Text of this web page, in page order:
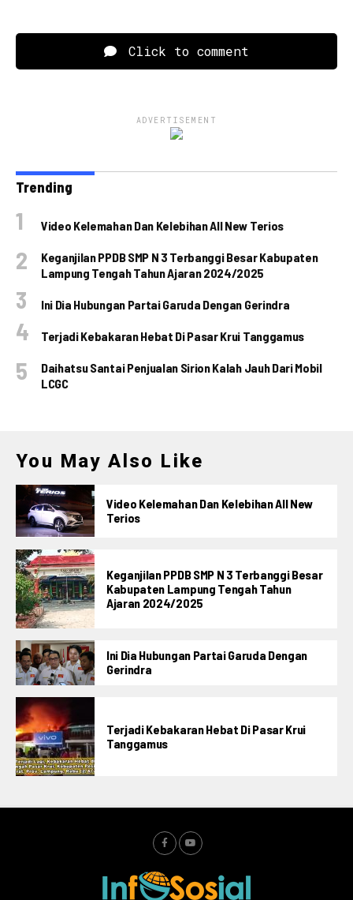
Click to comment
ADVERTISEMENT
Trending
Video Kelemahan Dan Kelebihan All New Terios
Keganjilan PPDB SMP N 3 Terbanggi Besar Kabupaten
Lampung Tengah Tahun Ajaran 2024/2025
Ini Dia Hubungan Partai Garuda Dengan Gerindra
Terjadi Kebakaran Hebat Di Pasar Krui Tanggamus
Daihatsu Santai Penjualan Sirion Kalah Jauh Dari Mobil
LCGC
You May Also Like
Video Kelemahan Dan Kelebihan All New
Terios
Keganjilan PPDB SMP N 3 Terbanggi Besar
Kabupaten Lampung Tengah Tahun
Ajaran 2024/2025
Ini Dia Hubungan Partai Garuda Dengan
Gerindra
Terjadi Kebakaran Hebat Di Pasar Krui
Tanggamus